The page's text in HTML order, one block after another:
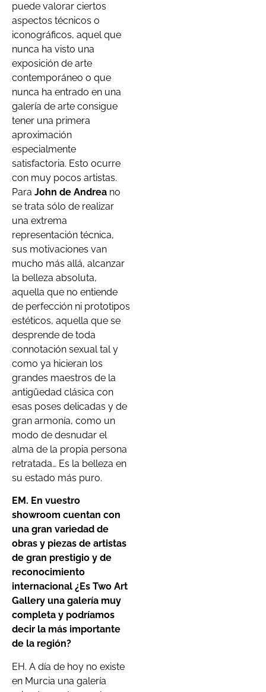
puede valorar ciertos
aspectos técnicos o
iconográficos, aquel que
nunca ha visto una
exposición de arte
contemporáneo o que
nunca ha entrado en una
galería de arte consigue
tener una primera
aproximación
especialmente
satisfactoria. Esto ocurre
con muy pocos artistas.
Para John de Andrea no
se trata sólo de realizar
una extrema
representación técnica,
sus motivaciones van
mucho más allá, alcanzar
la belleza absoluta,
aquella que no entiende
de perfección ni prototipos
estéticos, aquella que se
desprende de toda
connotación sexual tal y
como ya hicieran los
grandes maestros de la
antigüedad clásica con
esas poses delicadas y de
gran armonía, como un
modo de desnudar el
alma de la propia persona
retratada… Es la belleza en
su estado más puro.
EM. En vuestro
showroom cuentan con
una gran variedad de
obras y piezas de artistas
de gran prestigio y de
reconocimiento
internacional ¿Es Two Art
Gallery una galería muy
completa y podríamos
decir la más importante
de la región?
EH. A día de hoy no existe
en Murcia una galería